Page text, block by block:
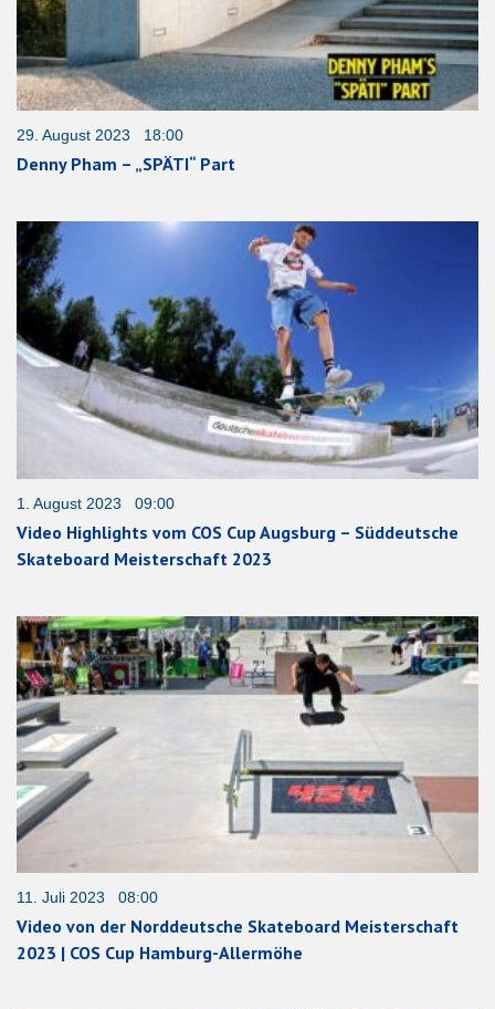
29. August 2023 18:00
Denny Pham – „SPÄTI“ Part
1. August 2023 09:00
Video Highlights vom COS Cup Augsburg – Süddeutsche
Skateboard Meisterschaft 2023
11. Juli 2023 08:00
Video von der Norddeutsche Skateboard Meisterschaft
2023 | COS Cup Hamburg-Allermöhe